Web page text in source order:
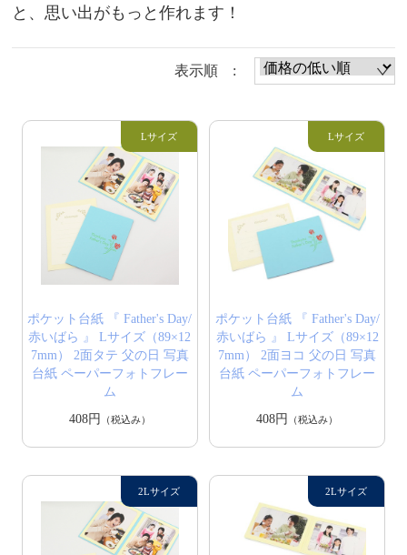
と、思い出がもっと作れます！
表示順 :
ポケット台紙 『 Father's Day/
赤いばら 』 Lサイズ（89×12
7mm） 2面タテ 父の日 写真
台紙 ペーパーフォトフレー
ム
408円
（税込み）
ポケット台紙 『 Father's Day/
赤いばら 』 Lサイズ（89×12
7mm） 2面ヨコ 父の日 写真
台紙 ペーパーフォトフレー
ム
408円
（税込み）